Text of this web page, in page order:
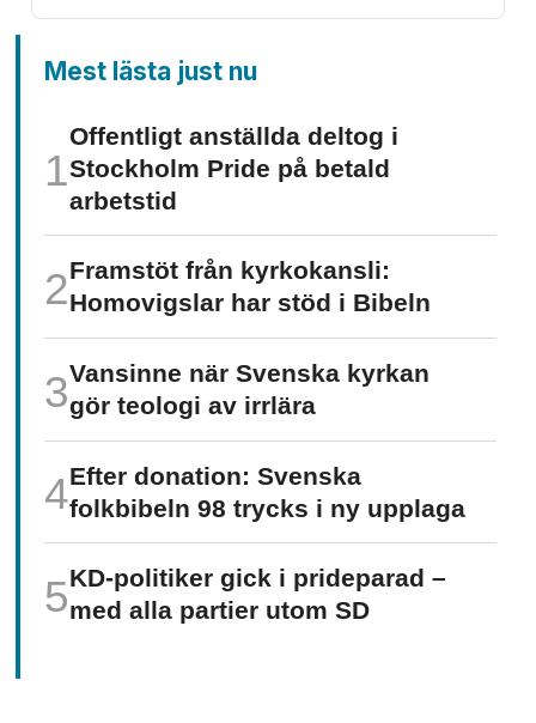
Mest lästa just nu
Offentligt anställda deltog i
Stockholm Pride på betald
arbetstid
Framstöt från kyrkokansli:
Homo­vigslar har stöd i Bibeln
Vansinne när Svenska kyrkan
gör teologi av irrlära
Efter donation: Svenska
folkbibeln 98 trycks i ny upplaga
KD-politiker gick i prideparad –
med alla partier utom SD